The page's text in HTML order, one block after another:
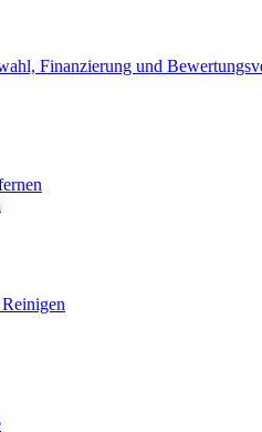
Finanzierung und